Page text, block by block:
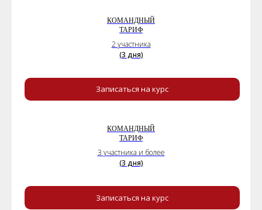
КОМАНДНЫЙ
ТАРИФ
2 участника
(3 дня)
Записаться на курс
КОМАНДНЫЙ
ТАРИФ
3 участника и более
(3 дня)
Записаться на курс
все